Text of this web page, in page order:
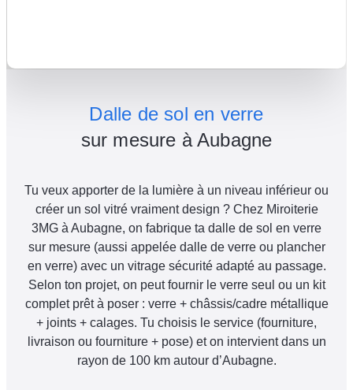
Dalle de sol en verre
sur mesure à Aubagne
Tu veux apporter de la lumière à un niveau inférieur ou
créer un sol vitré vraiment design ? Chez Miroiterie
3MG à Aubagne, on fabrique ta dalle de sol en verre
sur mesure (aussi appelée dalle de verre ou plancher
en verre) avec un vitrage sécurité adapté au passage.
Selon ton projet, on peut fournir le verre seul ou un kit
complet prêt à poser : verre + châssis/cadre métallique
+ joints + calages. Tu choisis le service (fourniture,
livraison ou fourniture + pose) et on intervient dans un
rayon de 100 km autour d’Aubagne.